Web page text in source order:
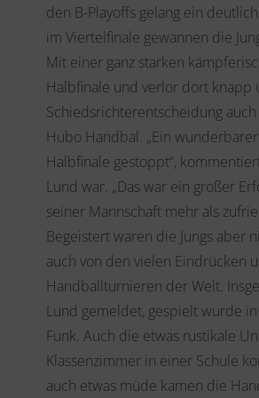
den B-Playoffs gelang ein
im Viertelfinale gewannen die
Mit einer ganz starken
Halbfinale und verlor dort
Schiedsrichterentscheidung
Hubo Handbal. „Ein
Halbfinale gestoppt“,
Lund war. „Das war ein großer
seiner Mannschaft mehr als
Begeistert waren die Jungs aber
auch von den vielen Eindrücken
Handballturnieren der Welt.
Lund gemeldet, gespielt wurde
Funk. Auch die etwas rustikale
Klassenzimmer in einer Schule
auch etwas müde kamen die